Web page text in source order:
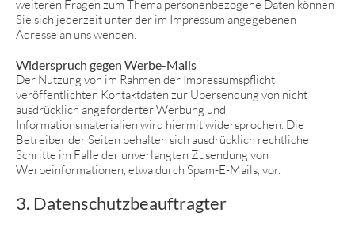
weiteren Fragen zum Thema personenbezogene Daten können
Sie sich jederzeit unter der im Impressum angegebenen
Adresse an uns wenden.
Widerspruch gegen Werbe-Mails
Der Nutzung von im Rahmen der Impressumspflicht
veröffentlichten Kontaktdaten zur Übersendung von nicht
ausdrücklich angeforderter Werbung und
Informationsmaterialien wird hiermit widersprochen. Die
Betreiber der Seiten behalten sich ausdrücklich rechtliche
Schritte im Falle der unverlangten Zusendung von
Werbeinformationen, etwa durch Spam-E-Mails, vor.
3. Datenschutzbeauftragter